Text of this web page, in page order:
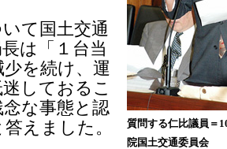
質問する仁比議員＝
院国土交通委員会
て国土交通
は「１台当
を続け、運
しておるこ
な事態と認
えました。